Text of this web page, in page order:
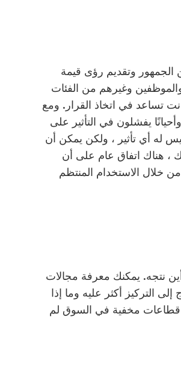
وتقديم رؤى قيمة
وغيرهم من الفئات
تساعد في اتخاذ القرار. ومع
يفشلون في التأثير على
له أي تأثير ، ولكن يمكن أن
، هناك اتفاق عام على أن
خلال الاستخدام المنتظم
نتجه. يمكنك معرفة مجالات
التركيز أكثر عليه وما إذا
قطاعات مخفية في السوق لم